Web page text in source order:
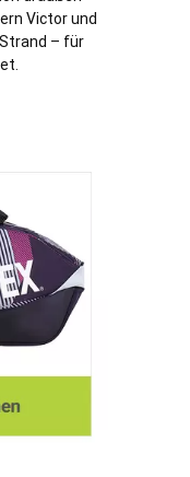
Victor und
– für